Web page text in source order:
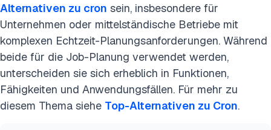
Alternativen zu cron sein, insbesondere für
Unternehmen oder mittelständische Betriebe mit
komplexen Echtzeit-Planungsanforderungen. Während
beide für die Job-Planung verwendet werden,
unterscheiden sie sich erheblich in Funktionen,
Fähigkeiten und Anwendungsfällen. Für mehr zu
diesem Thema siehe Top-Alternativen zu Cron.